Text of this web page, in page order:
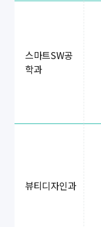
스마트SW공
학과
뷰티디자인과